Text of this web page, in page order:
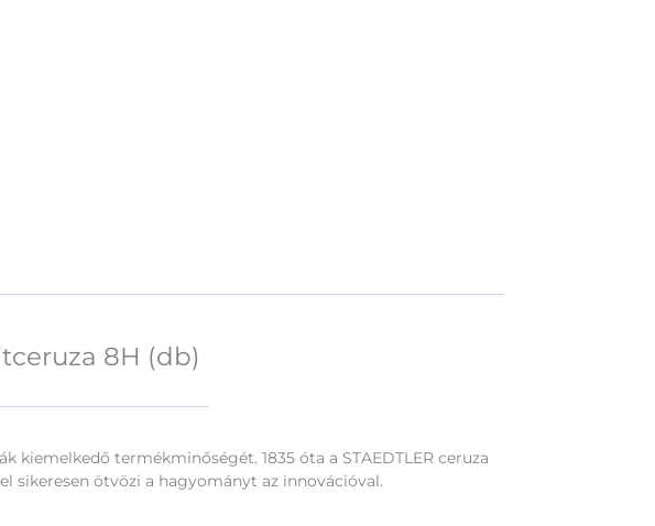
8H (db)
termékminőségét. 1835 óta a STAEDTLER ceruza
sikeresen ötvözi a hagyományt az innovációval.